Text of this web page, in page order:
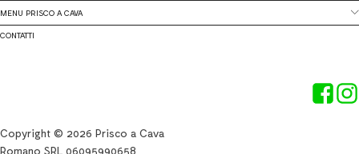
MENU PRISCO A CAVA
CONTATTI
Copyright © 2026 Prisco a Cava
Romano SRL 06095990658